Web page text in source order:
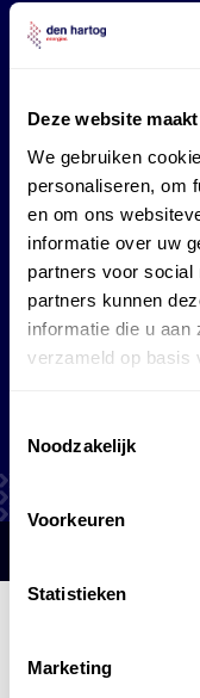
Deze website
We gebruiken
personaliseren, om
en om ons
informatie over uw
partners voor social
partners kunnen
informatie die u aan
verzameld op basis
Noodzakelijk
Voorkeuren
Statistieken
Marketing
Tank-
en